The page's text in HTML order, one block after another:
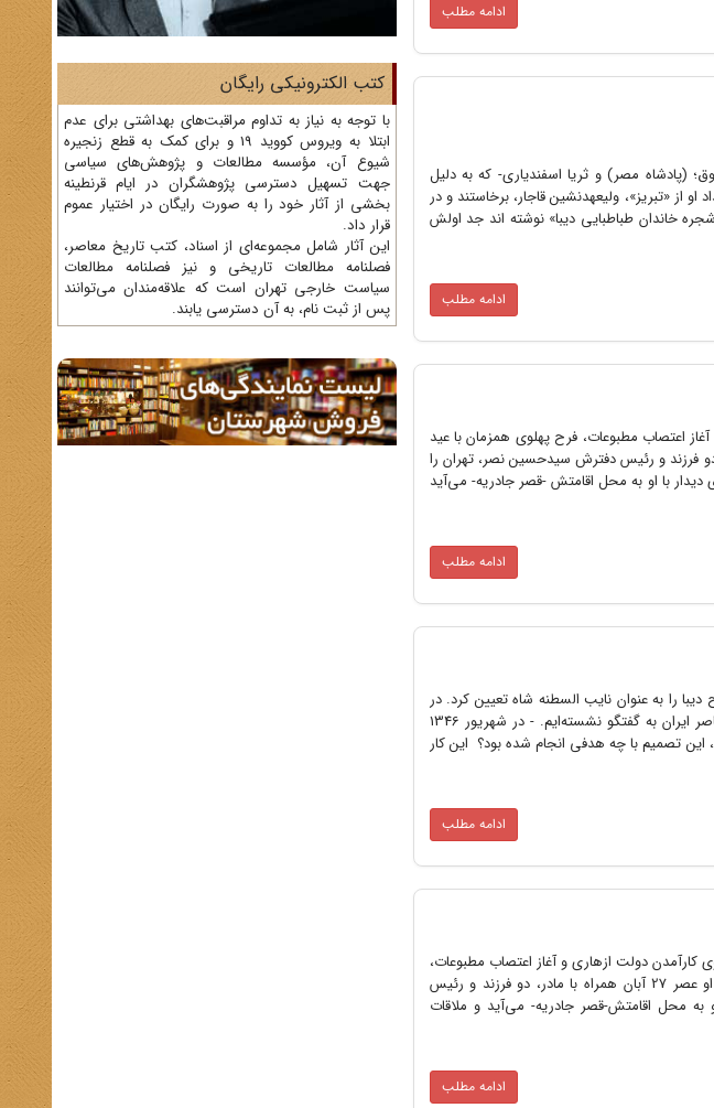
ادامه مطلب
(پادشاه مصر) و ثریا اسفندیاری- که به دلیل
راه یافت. اجداد او از «تبریز»، ولیعهدنشین قاجار، برخاستند و در
خاندان طباطبایی دیبا» نوشته اند جد اولش
ادامه مطلب
ازهاری و آغاز اعتصاب مطبوعات، فرح پهلوی همزمان با عید
می‌شود. او عصر 27 آبان همراه با مادر، دو فرزند و رئیس دفترش سیدحسین نصر، تهران را
با او به محل اقامتش -قصر جادریه- می‌آید
ادامه مطلب
فرح دیبا را به عنوان نایب السطنه شاه تعیین کرد. در
رابطه با چند و چون این تصمیم با علی‌اکبر رنجبر کرمانی مورخ و پژوهشگر تاریخ معاصر ایران به گفتگو نشسته‌ایم. - در شهریور 1346
تصمیم با چه هدفی انجام شده بود؟ این کار
ادامه مطلب
57 و کمتر از دو هفته پس از روی کارآمدن دولت ازهاری و آغاز اعتصاب مطبوعات،
فرح پهلوی همزمان با عید غدیر برای یک سفر دو روزه زیارتی راهی عراق می‌شود. او عصر 27 آبان همراه با مادر، دو فرزند و رئیس
محل اقامتش-قصر جادریه- می‌آید و ملاقات
ادامه مطلب
کتب الکترونیکی رایگان
با توجه به نیاز به تداوم مراقبت‌های بهداشتی برای عدم
ابتلا به ویروس کووید 19 و برای کمک به قطع زنجیره
شیوع آن، مؤسسه مطالعات و پژوهش‌های سیاسی
جهت تسهیل دسترسی پژوهشگران در ایام قرنطینه
بخشی از آثار خود را به صورت رایگان در اختیار عموم
قرار داد.
این آثار شامل مجموعه‌ای از اسناد، کتب تاریخ معاصر،
فصلنامه‌ مطالعات تاریخی و نیز فصلنامه مطالعات
سیاست خارجی تهران است که علاقه‌مندان می‌توانند
پس از ثبت نام، به آن دسترسی یابند.